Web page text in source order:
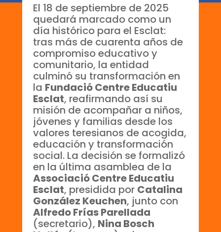
El 18 de septiembre de 2025
quedará marcado como un
día histórico para el Esclat:
tras más de cuarenta años de
compromiso educativo y
comunitario, la entidad
culminó su transformación en
la Fundació Centre Educatiu
Esclat, reafirmando así su
misión de acompañar a niños,
jóvenes y familias desde los
valores teresianos de acogida,
educación y transformación
social. La decisión se formalizó
en la última asamblea de la
Associació Centre Educatiu
Esclat, presidida por Catalina
González Keuchen, junto con
Alfredo Frías Parellada
(secretario), Nina Bosch